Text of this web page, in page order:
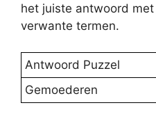
het juiste antwoord
verwante termen.
Antwoord Puzzel
Gemoederen